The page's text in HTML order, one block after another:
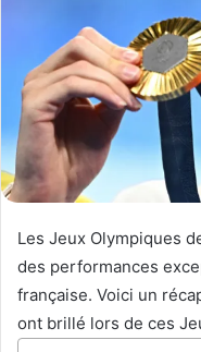
X n
c
o
u
r
r
e
Les Jeux Olympiques
des performances
française. Voici un
ont brillé lors de ces